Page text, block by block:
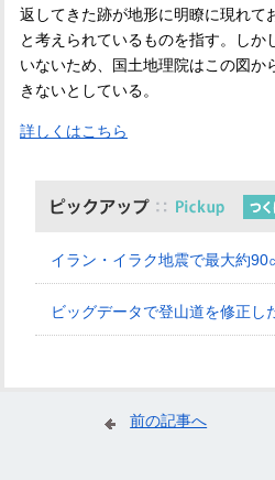
返してきた跡が地形に明瞭に現れて
と考えられているものを指す。しか
いないため、国土地理院はこの図か
きないとしている。
詳しくはこちら
イラン・イラク地震で最大約90
ビッグデータで登山道を修正し
前の記事へ